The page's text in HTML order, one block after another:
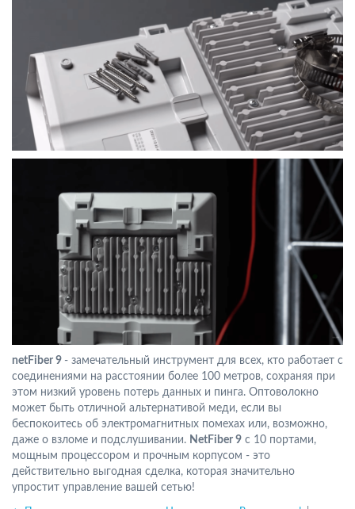
netFiber 9 - замечательный инструмент для всех, кто работает с
соединениями на расстоянии более 100 метров, сохраняя при
этом низкий уровень потерь данных и пинга. Оптоволокно
может быть отличной альтернативой меди, если вы
беспокоитесь об электромагнитных помехах или, возможно,
даже о взломе и подслушивании. NetFiber 9 с 10 портами,
мощным процессором и прочным корпусом - это
действительно выгодная сделка, которая значительно
упростит управление вашей сетью!